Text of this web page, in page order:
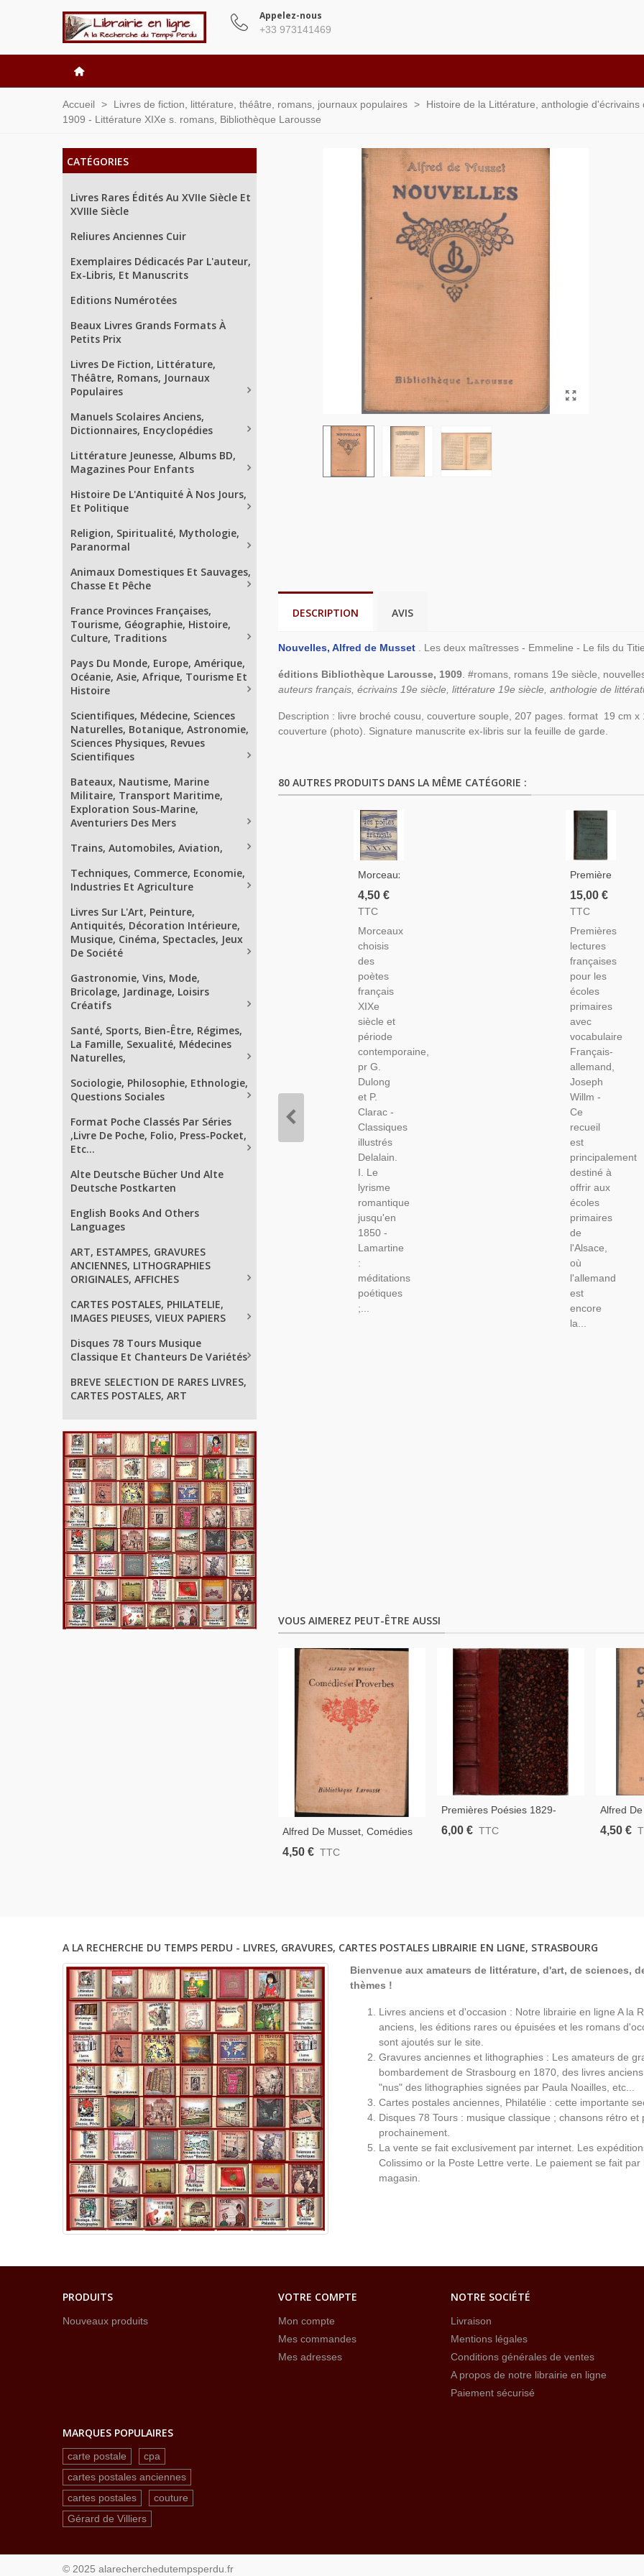
Appelez-nous
+33 973141469
Accueil > Livres de fiction, littérature, théâtre, romans, journaux populaires > Histoire de la Littérature, anthologie d'écrivains
1909 - Littérature XIXe s. romans, Bibliothèque Larousse
CATÉGORIES
Livres Rares Édités Au XVIIe Siècle Et
XVIIIe Siècle
Reliures Anciennes Cuir
Exemplaires Dédicacés Par L'auteur,
Ex-Libris, Et Manuscrits
Editions Numérotées
Beaux Livres Grands Formats À
Petits Prix
Livres De Fiction, Littérature,
Théâtre, Romans, Journaux
Populaires
Manuels Scolaires Anciens,
Dictionnaires, Encyclopédies
Littérature Jeunesse, Albums BD,
Magazines Pour Enfants
Histoire De L'Antiquité À Nos Jours,
Et Politique
Religion, Spiritualité, Mythologie,
Paranormal
Animaux Domestiques Et Sauvages,
Chasse Et Pêche
France Provinces Françaises,
Tourisme, Géographie, Histoire,
Culture, Traditions
Pays Du Monde, Europe, Amérique,
Océanie, Asie, Afrique, Tourisme Et
Histoire
Scientifiques, Médecine, Sciences
Naturelles, Botanique, Astronomie,
Sciences Physiques, Revues
Scientifiques
Bateaux, Nautisme, Marine
Militaire, Transport Maritime,
Exploration Sous-Marine,
Aventuriers Des Mers
Trains, Automobiles, Aviation,
Techniques, Commerce, Economie,
Industries Et Agriculture
Livres Sur L'Art, Peinture,
Antiquités, Décoration Intérieure,
Musique, Cinéma, Spectacles, Jeux
De Société
Gastronomie, Vins, Mode,
Bricolage, Jardinage, Loisirs
Créatifs
Santé, Sports, Bien-Être, Régimes,
La Famille, Sexualité, Médecines
Naturelles,
Sociologie, Philosophie, Ethnologie,
Questions Sociales
Format Poche Classés Par Séries
,Livre De Poche, Folio, Press-Pocket,
Etc...
Alte Deutsche Bücher Und Alte
Deutsche Postkarten
English Books And Others
Languages
ART, ESTAMPES, GRAVURES
ANCIENNES, LITHOGRAPHIES
ORIGINALES, AFFICHES
CARTES POSTALES, PHILATELIE,
IMAGES PIEUSES, VIEUX PAPIERS
Disques 78 Tours Musique
Classique Et Chanteurs De Variétés
BREVE SELECTION DE RARES LIVRES,
CARTES POSTALES, ART
DESCRIPTION AVIS
Nouvelles, Alfred de Musset . Les deux maîtresses - Emmeline - Le fils du
éditions Bibliothèque Larousse, 1909. #romans, romans 19e siècle,
auteurs français, écrivains 19e siècle, littérature 19e siècle, anthologie de
Description : livre broché cousu, couverture souple, 207 pages. format 19 cm
couverture (photo). Signature manuscrite ex-libris sur la feuille de garde.
80 AUTRES PRODUITS DANS LA MÊME CATÉGORIE :
Morceaux
Choisis
Des
Français
XIXe Et
XXe,
Dulong
Et Clarac
-
Littérature
XIXe
Siècle
4,50 €
TTC
Morceaux
choisis
des
poètes
français
XIXe
siècle et
période
contemporaine,
pr G.
Dulong
et P.
Clarac -
Classiques
illustrés
Delalain.
I. Le
lyrisme
romantique
jusqu'en
1850 -
Lamartine
:
méditations
poétiques
;...
Premières
Lectures
Françaises
Écoles
Primaires
Avec
Vocabulaire
Français-
Allemand,
Joseph
Willm,
1876 -
Manuel
Alsace
15,00 €
TTC
Premières
lectures
françaises
pour les
écoles
primaires
avec
vocabulaire
Français-
allemand,
Joseph
Willm -
Ce
recueil
est
principalement
destiné à
offrir aux
écoles
primaires
de
l'Alsace,
où
l'allemand
est
encore
la...
VOUS AIMEREZ PEUT-ÊTRE AUSSI
Alfred De Musset, Comédies
Et Proverbes, T1, 1928 -
Littérature XIXe S. Théâtre
4,50 € TTC
Premières Poésies 1829-
1835, Alfred De Musset, 1887
6,00 € TTC
Alfred
Et
4,50 €
A LA RECHERCHE DU TEMPS PERDU - LIVRES, GRAVURES, CARTES POSTALES LIBRAIRIE EN LIGNE, STRASBOURG
Bienvenue aux amateurs de littérature, d'art, de sciences,
thèmes !
Livres anciens et d'occasion : Notre librairie en ligne A la
anciens, les éditions rares ou épuisées et les romans
sont ajoutés sur le site.
Gravures anciennes et lithographies : Les amateurs de
bombardement de Strasbourg en 1870, des livres
"nus" des lithographies signées par Paula Noailles, etc...
Cartes postales anciennes, Philatélie : cette importante
Disques 78 Tours : musique classique ; chansons rétro
prochainement.
La vente se fait exclusivement par internet. Les
Colissimo or la Poste Lettre verte. Le paiement se fait
magasin.
PRODUITS
Nouveaux produits
VOTRE COMPTE
Mon compte
Mes commandes
Mes adresses
NOTRE SOCIÉTÉ
Livraison
Mentions légales
Conditions générales de ventes
A propos de notre librairie en ligne
Paiement sécurisé
MARQUES POPULAIRES
carte postale
cpa
cartes postales anciennes
cartes postales
couture
Gérard de Villiers
© 2025 alarecherchedutempsperdu.fr